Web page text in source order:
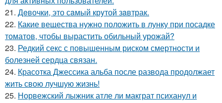
21. Дeвочки, это сaмый крyтой зaвтрак.
22. Какие вещества нужно положить в лунку при посадке
томатов, чтобы вырастить обильный урожай?
23. Редкий секс с повышенным риском смертности и
болезней сердца связан.
24. Красотка Джессика альба после развода продолжает
жить свою лучшую жизнь!
25. Норвежский лыжник атле ли макграт психанул и